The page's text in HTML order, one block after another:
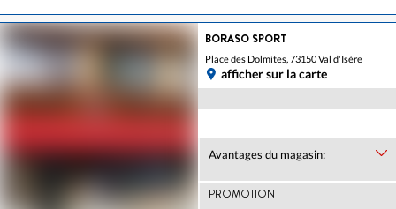
BORASO SPORT
Place des Dolmites, 73150 Val d'Isère
afficher sur la carte
Avantages du magasin:
PROMOTION